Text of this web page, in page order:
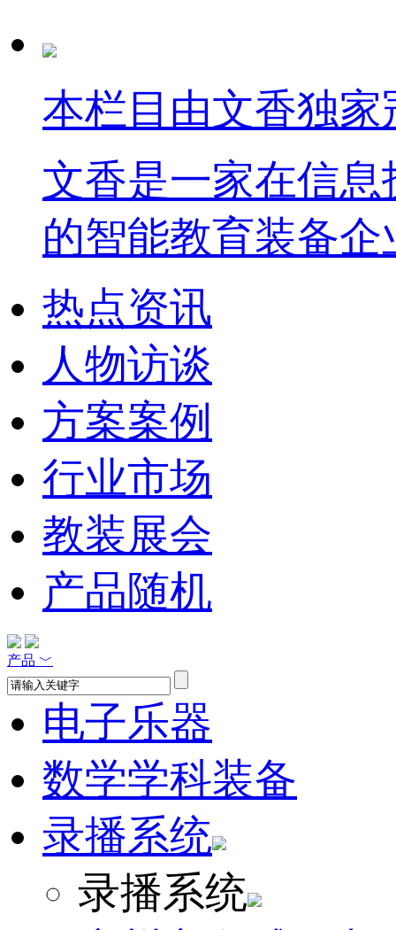
本栏目由文香独家
文香是一家在信
的智能教育装备企
热点资讯
人物访谈
方案案例
行业市场
教装展会
产品随机
产品 ﹀
电子乐器
数学学科装备
录播系统
录播系统